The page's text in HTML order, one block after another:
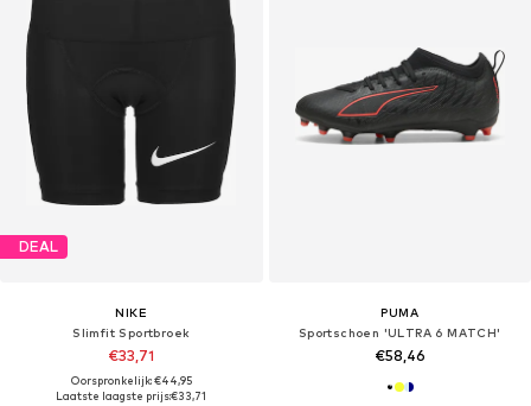
DEAL
NIKE
Slimfit Sportbroek
€33,71
Oorspronkelijk: €44,95
Laatste laagste prijs:€33,71
PUMA
Sportschoen 'ULTRA 6 MATCH'
€58,46